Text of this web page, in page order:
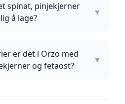
spinat, pinjekjerner
å lage?
▼
er det i Orzo med
og fetaost?
▼